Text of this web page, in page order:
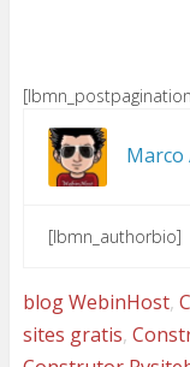
Marco
[lbmn_authorbio]
blog WebinHost,
sites gratis,